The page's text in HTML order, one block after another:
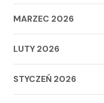
MARZEC 2026
LUTY 2026
STYCZEŃ 2026